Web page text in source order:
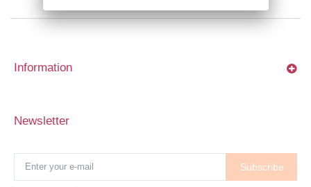
Information
Newsletter
Subscribe